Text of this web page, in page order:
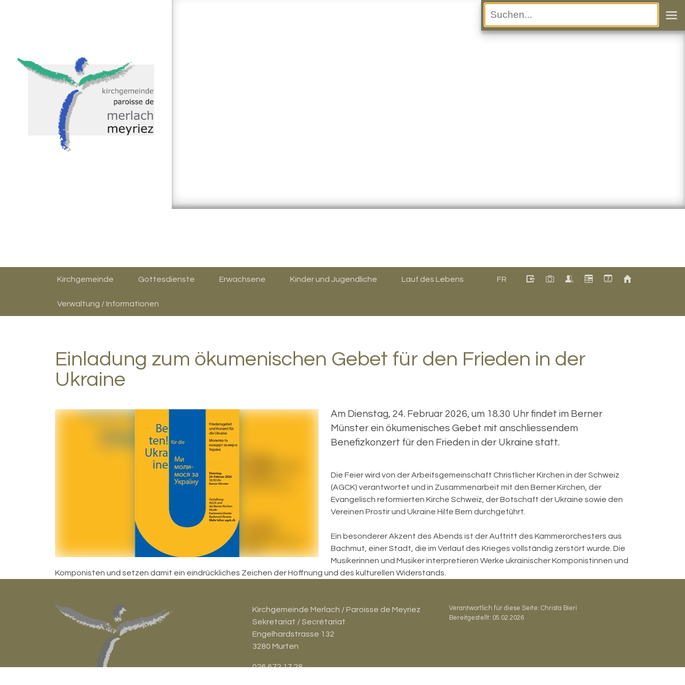
7
FR
Kirchgemeinde Gottesdienste Erwachsene Kinder und Jugendliche Lauf des Lebens
Verwaltung / Informationen
Einladung zum ökumenischen Gebet für den Frieden in der
Ukraine
Am Dienstag, 24. Februar 2026, um 18.30 Uhr findet im Berner
Münster ein ökumenisches Gebet mit anschliessendem
Benefizkonzert für den Frieden in der Ukraine statt.
Die Feier wird von der Arbeitsgemeinschaft Christlicher Kirchen in der Schweiz
(AGCK) verantwortet und in Zusammenarbeit mit den Berner Kirchen, der
Evangelisch reformierten Kirche Schweiz, der Botschaft der Ukraine sowie den
Vereinen Prostir und Ukraine Hilfe Bern durchgeführt.
Ein besonderer Akzent des Abends ist der Auftritt des Kammerorchesters aus
Bachmut, einer Stadt, die im Verlauf des Krieges vollständig zerstört wurde. Die
Musikerinnen und Musiker interpretieren Werke ukrainischer Komponistinnen und
Komponisten und setzen damit ein eindrückliches Zeichen der Hoffnung und des kulturellen Widerstands.
Kirchgemeinde Merlach / Paroisse de Meyriez
Sekretariat / Secrétariat
Engelhardstrasse 132
3280 Murten
026 672 17 28
Verantwortlich für diese Seite:Christa Bieri
Bereitgestellt: 05.02.2026